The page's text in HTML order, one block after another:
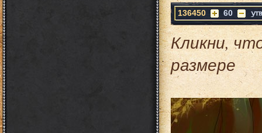
136450 60
Кликни,
размере